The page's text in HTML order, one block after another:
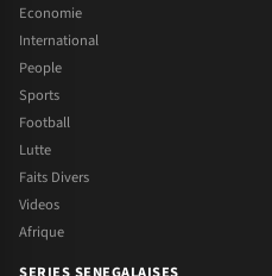
Economie
International
People
Sports
Football
Lutte
Faits Divers
Videos
Afrique